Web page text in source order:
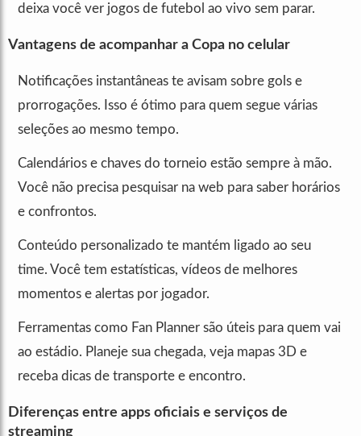
deixa você ver jogos de futebol ao vivo sem parar.
Vantagens de acompanhar a Copa no celular
Notificações instantâneas te avisam sobre gols e
prorrogações. Isso é ótimo para quem segue várias
seleções ao mesmo tempo.
Calendários e chaves do torneio estão sempre à mão.
Você não precisa pesquisar na web para saber horários
e confrontos.
Conteúdo personalizado te mantém ligado ao seu
time. Você tem estatísticas, vídeos de melhores
momentos e alertas por jogador.
Ferramentas como Fan Planner são úteis para quem vai
ao estádio. Planeje sua chegada, veja mapas 3D e
receba dicas de transporte e encontro.
Diferenças entre apps oficiais e serviços de
streaming